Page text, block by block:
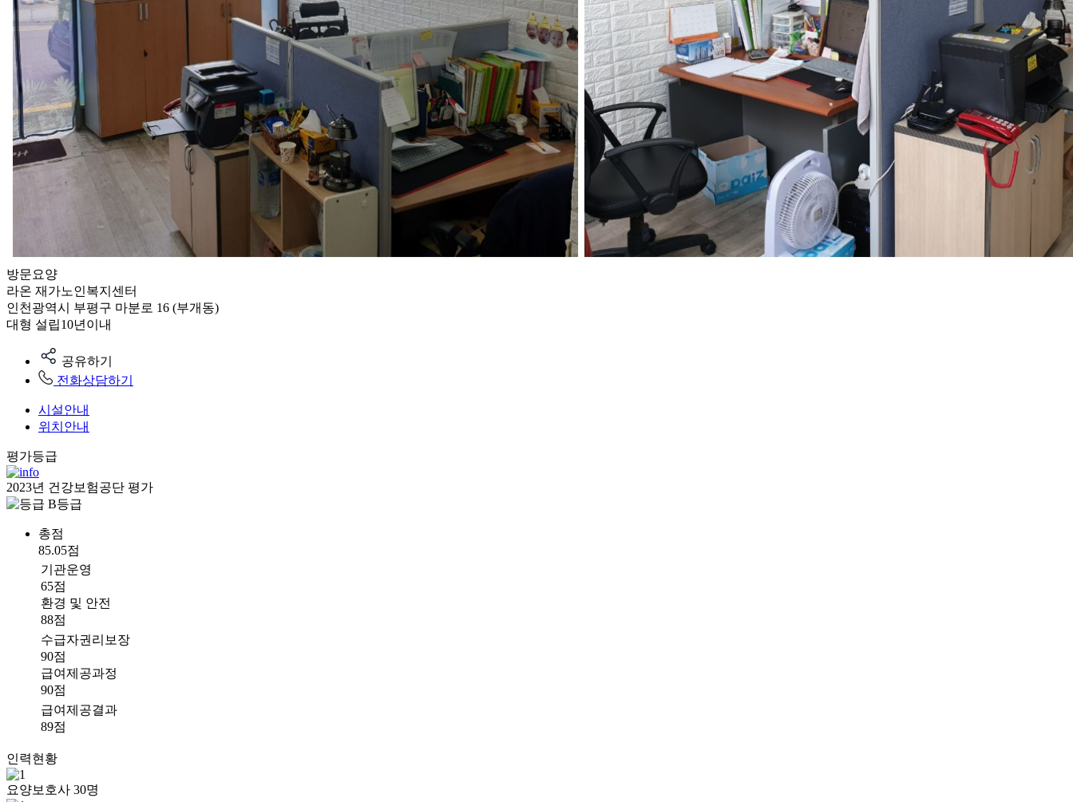
방문요양
라온 재가노인복지센터
인천광역시 부평구 마분로 16 (부개동)
대형 설립10년이내
공유하기
전화상담하기
시설안내
위치안내
평가등급
2023년 건강보험공단 평가
B등급
총점
85.05점
기관운영
65점
환경 및 안전
88점
수급자권리보장
90점
급여제공과정
90점
급여제공결과
89점
인력현황
요양보호사 30명